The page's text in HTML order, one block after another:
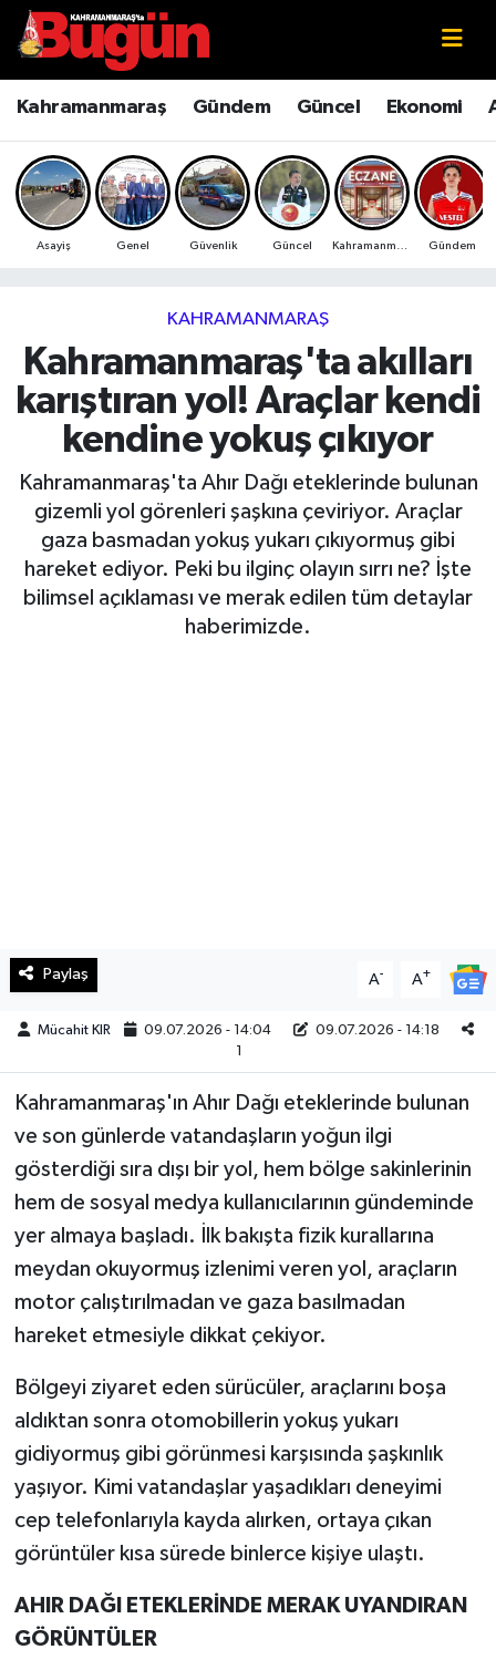
Kahramanmaraş Gündem Güncel Ekonomi
Asayiş Genel Güvenlik Güncel Gündem
KAHRAMANMARAŞ
Kahramanmaraş'ta akılları
karıştıran yol! Araçlar kendi
kendine yokuş çıkıyor
Kahramanmaraş'ta Ahır Dağı eteklerinde bulunan
gizemli yol görenleri şaşkına çeviriyor. Araçlar
gaza basmadan yokuş yukarı çıkıyormuş gibi
hareket ediyor. Peki bu ilginç olayın sırrı ne? İşte
bilimsel açıklaması ve merak edilen tüm detaylar
haberimizde.
Paylaş A- A+
Mücahit KIR 09.07.2026 - 14:04
09.07.2026 - 14:18
1
Kahramanmaraş'ın Ahır Dağı eteklerinde bulunan
ve son günlerde vatandaşların yoğun ilgi
gösterdiği sıra dışı bir yol, hem bölge sakinlerinin
hem de sosyal medya kullanıcılarının gündeminde
yer almaya başladı. İlk bakışta fizik kurallarına
meydan okuyormuş izlenimi veren yol, araçların
motor çalıştırılmadan ve gaza basılmadan
hareket etmesiyle dikkat çekiyor.
Bölgeyi ziyaret eden sürücüler, araçlarını boşa
aldıktan sonra otomobillerin yokuş yukarı
gidiyormuş gibi görünmesi karşısında şaşkınlık
yaşıyor. Kimi vatandaşlar yaşadıkları deneyimi
cep telefonlarıyla kayda alırken, ortaya çıkan
görüntüler kısa sürede binlerce kişiye ulaştı.
AHIR DAĞI ETEKLERİNDE MERAK UYANDIRAN
GÖRÜNTÜLER
Kahramanmaraş
Kahramanmaraş Sokak Röportajları
Bilim ve Teknoloji
Çevre
Ekonomi
Genel
Güncel
Haberde İnsan
Kültür Sanat
SürManşet
Yaşam
KAHRAMANMARAŞ
Kahramanmaraş Nöbetçi Eczaneler
Kahramanmaraş Hava Durumu
Kahramanmaraş Namaz Vakitleri
Kahramanmaraş Trafik Yoğunluk Haritası
Süper Lig Puan Durumu ve Fikstür
Tüm Manşetler
Son Dakika Haberleri
Haber Arşivi